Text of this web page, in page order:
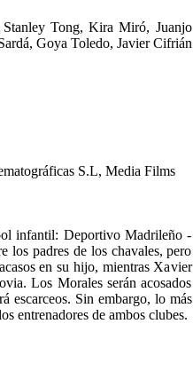
Tong, Kira Miró, Juanjo
Goya Toledo, Javier Cifrián
S.L, Media Films
infantil: Deportivo Madrileño -
los padres de los chavales, pero
en su hijo, mientras Xavier
Los Morales serán acosados
escarceos. Sin embargo, lo más
entrenadores de ambos clubes.